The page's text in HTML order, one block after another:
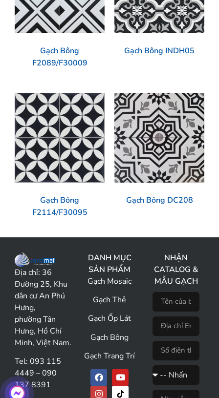
Gạch Bông
F2089/F30009
Gạch Bông INDH05
Gạch Bông
F2114/F30095
Gạch Bông DC208
Địa chỉ: 36
Đường 25, Khu
dân cư An Phú
Hưng,
phường Tân
Hưng, Hồ Chí
Minh, Việt Nam.
Tel: 093 115
4449 – 090
137 8391
DANH MỤC
SẢN PHẨM
Gạch Mosaic
Gạch Thẻ
Gạch Ốp Lát
Gạch Bông
Gạch Trang Trí
NHẬN
CATALOG &
MẪU GẠCH